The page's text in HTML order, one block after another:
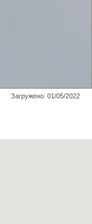
Загружено: 01/05/2022